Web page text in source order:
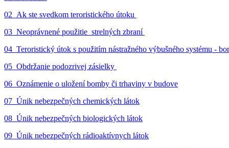
02_Ak ste svedkom teroristického útoku
03_Neoprávnené použitie strelných zbraní
04_Teroristický útok s použitím nástražného výbušného systému -
05_Obdržanie podozrivej zásielky
06_Oznámenie o uložení bomby či trhaviny v budove
07_Únik nebezpečných chemických látok
08_Únik nebezpečných biologických látok
09_Únik nebezpečných rádioaktívnych látok